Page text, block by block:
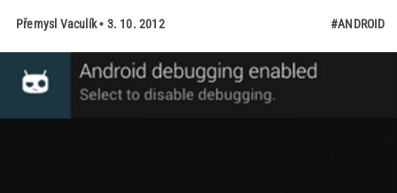
Přemysl Vaculík• 3. 10. 2012 #ANDROID